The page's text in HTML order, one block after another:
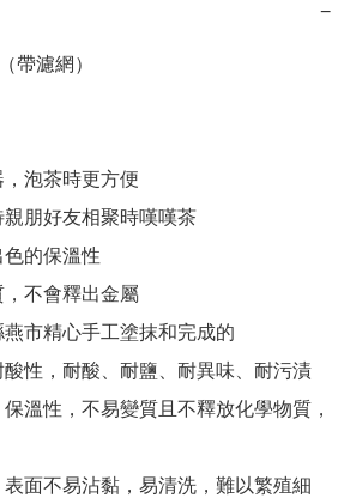
−
帶濾網）
，泡茶時更方便
親朋好友相聚時嘆嘆茶
色的保溫性
，不會釋出金屬
燕市精心手工塗抹和完成的
酸性，耐酸、耐鹽、耐異味、耐污漬
溫性，不易變質且不釋放化學物質，
表面不易沾黏，易清洗，難以繁殖細